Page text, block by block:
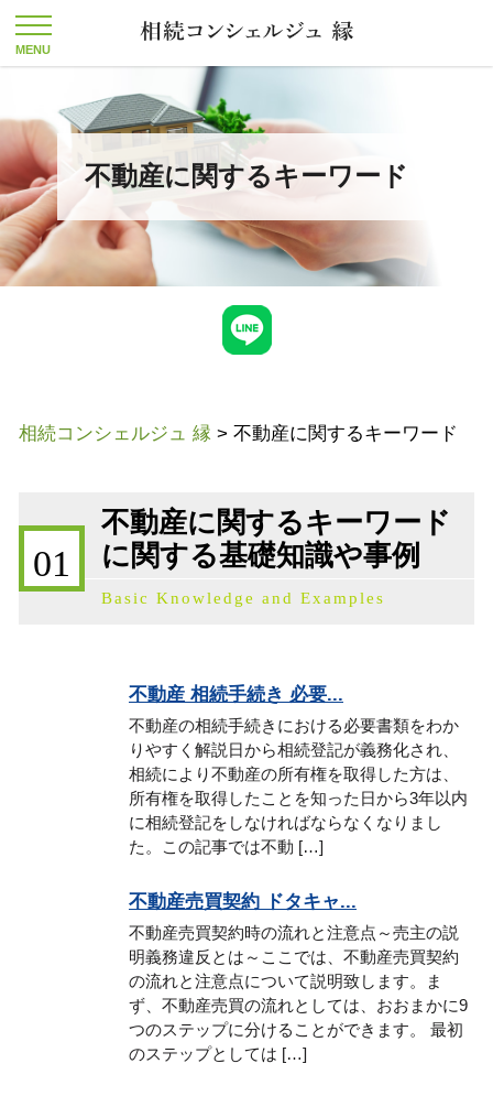
不動産に関するキーワード
相続コンシェルジュ 縁 > 不動産に関するキーワード
01
不動産に関するキーワード
に関する基礎知識や事例
Basic Knowledge and Examples
不動産 相続手続き 必要...
不動産の相続手続きにおける必要書類をわか
りやすく解説日から相続登記が義務化され、
相続により不動産の所有権を取得した方は、
所有権を取得したことを知った日から3年以内
に相続登記をしなければならなくなりまし
た。この記事では不動 […]
不動産売買契約 ドタキャ...
不動産売買契約時の流れと注意点～売主の説
明義務違反とは～ここでは、不動産売買契約
の流れと注意点について説明致します。ま
ず、不動産売買の流れとしては、おおまかに9
つのステップに分けることができます。 最初
のステップとしては […]